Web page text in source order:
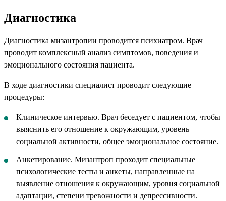
Диагностика
Диагностика мизантропии проводится психиатром. Врач
проводит комплексный анализ симптомов, поведения и
эмоционального состояния пациента.
В ходе диагностики специалист проводит следующие
процедуры:
Клиническое интервью. Врач беседует с пациентом, чтобы
выяснить его отношение к окружающим, уровень
социальной активности, общее эмоциональное состояние.
Анкетирование. Мизантроп проходит специальные
психологические тесты и анкеты, направленные на
выявление отношения к окружающим, уровня социальной
адаптации, степени тревожности и депрессивности.